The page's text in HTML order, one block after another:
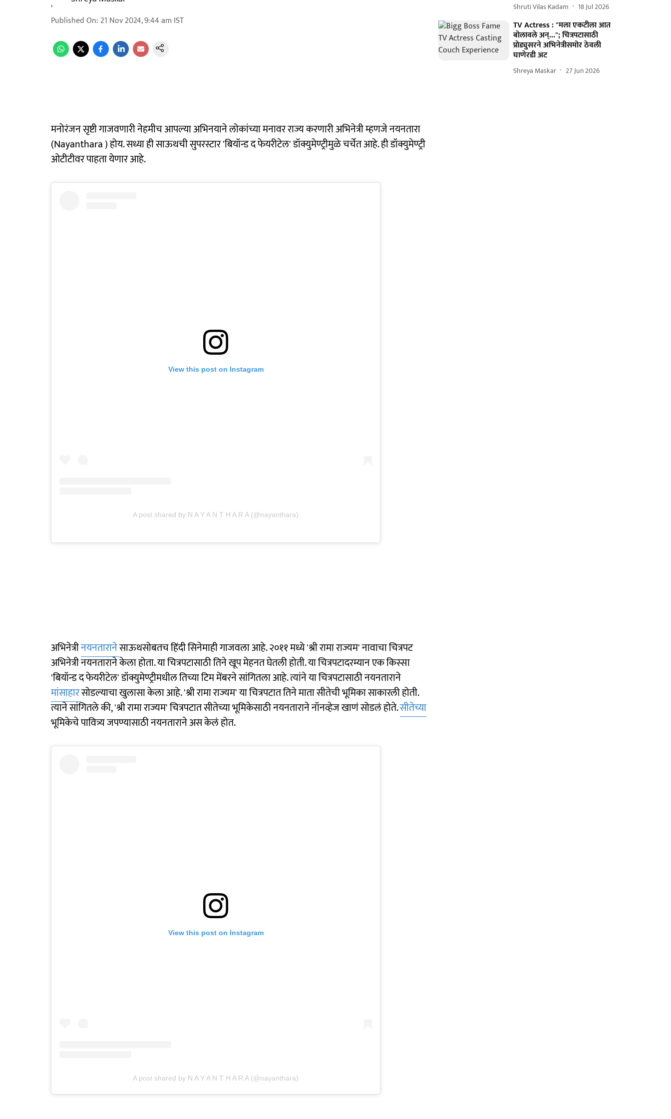
Published On: 21 Nov 2024, 9:44 am IST
मनोरंजन सृष्टी गाजवणारी नेहमीच आपल्या अभिनयाने लोकांच्या मनावर राज्य करणारी अभिनेत्री म्हणजे नयनतारा
(Nayanthara ) होय. सध्या ही साऊथची सुपरस्टार 'बियॉन्ड द फेयरीटेल' डॉक्युमेण्ट्रीमुळे चर्चेत आहे. ही डॉक्युमेण्ट्री
ओटीटीवर पाहता येणार आहे.
View this post on Instagram
A post shared by N A Y A N T H A R A (@nayanthara)
अभिनेत्रीनयनतारानेसाऊथसोबतच हिंदी सिनेमाही गाजवला आहे. २०११ मध्ये 'श्री रामा राज्यम' नावाचा चित्रपट
अभिनेत्री नयनताराने केला होता. या चित्रपटासाठी तिने खूप मेहनत घेतली होती. या चित्रपटादरम्यान एक किस्सा
'बियॉन्ड द फेयरीटेल' डॉक्युमेण्ट्रीमधील तिच्या टिम मेंबरने सांगितला आहे. त्यांने या चित्रपटासाठी नयनताराने
मांसाहारसोडल्याचा खुलासा केला आहे. 'श्री रामा राज्यम' या चित्रपटात तिने माता सीतेची भूमिका साकारली होती.
त्याने सांगितले की, 'श्री रामा राज्यम' चित्रपटात सीतेच्या भूमिकेसाठी नयनताराने नॉनव्हेज खाणं सोडलं होते.सीतेच्या
भूमिकेचे पावित्र्य जपण्यासाठी नयनताराने अस केलं होत.
View this post on Instagram
A post shared by N A Y A N T H A R A (@nayanthara)
Shruti Vilas Kadam 18 Jul 2026
TV Actress : "मला एकटीला आत
बोलावले अन्..."; चित्रपटासाठी
प्रोड्युसरने अभिनेत्रीसमोर ठेवली
घाणेरडी अट
Shreya Maskar 27 Jun 2026